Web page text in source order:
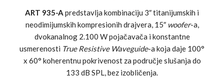
ART 935-A predstavlja kombinaciju 3″ titanijumskih i
neodimijumskih kompresionih drajvera, 15″ woofer-a,
dvokanalnog 2.100 W pojačavača i konstantne
usmerenosti True Resistive Waveguide-a koja daje 100°
x 60° koherentnu pokrivenost za područje slušanja do
133 dB SPL, bez izobličenja.